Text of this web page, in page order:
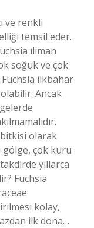
ve renkli
temsil eder.
ılıman
soğuk ve çok
ilkbahar
Ancak
bitkisi olarak
gölge, çok kuru
yıllarca
Fuchsia
kolay,
ilk dona…